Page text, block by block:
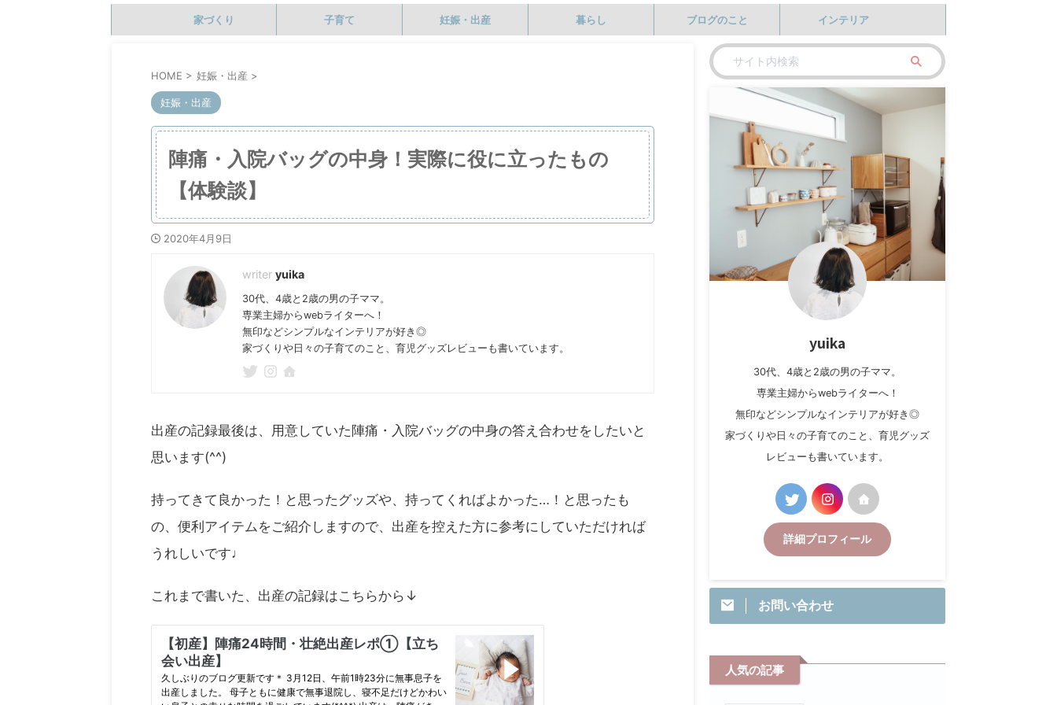
家づくり 子育て 妊娠・出産 暮らし ブログのこと インテリア
HOME > 妊娠・出産 >
妊娠・出産
陣痛・入院バッグの中身！実際に役に立ったもの
【体験談】
2020年4月9日
yuika
30代、4歳と2歳の男の子ママ。
専業主婦からwebライターへ！
無印などシンプルなインテリアが好き◎
家づくりや日々の子育てのこと、育児グッズレビューも書いています。
出産の記録最後は、用意していた陣痛・入院バッグの中身の答え合わせをしたいと
思います(^^)
持ってきて良かった！と思ったグッズや、持ってくればよかった…！と思ったも
の、便利アイテムをご紹介しますので、出産を控えた方に参考にしていただければ
うれしいです♩
これまで書いた、出産の記録はこちらから↓
yuika
30代、4歳と2歳の男の子ママ。
専業主婦からwebライターへ！
無印などシンプルなインテリアが好き◎
家づくりや日々の子育てのこと、育児グッズ
レビューも書いています。
詳細プロフィール
お問い合わせ
人気の記事